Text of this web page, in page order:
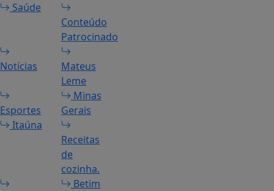
Saúde
Conteúdo
Patrocinado
Notícias
Mateus
Leme
Esportes
Minas
Gerais
Itaúna
Receitas
de
cozinha.
Betim